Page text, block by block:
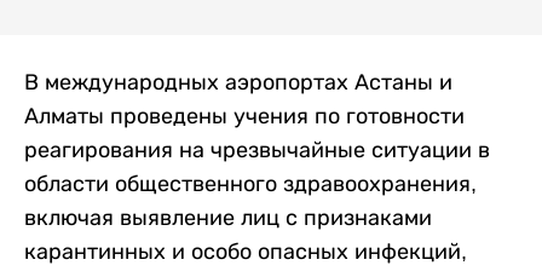
В международных аэропортах Астаны и
Алматы проведены учения по готовности
реагирования на чрезвычайные ситуации в
области общественного здравоохранения,
включая выявление лиц с признаками
карантинных и особо опасных инфекций,